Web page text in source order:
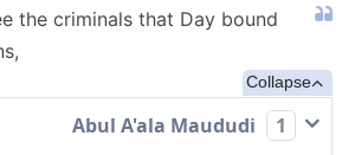
the criminals that Day bound
Collapse
1